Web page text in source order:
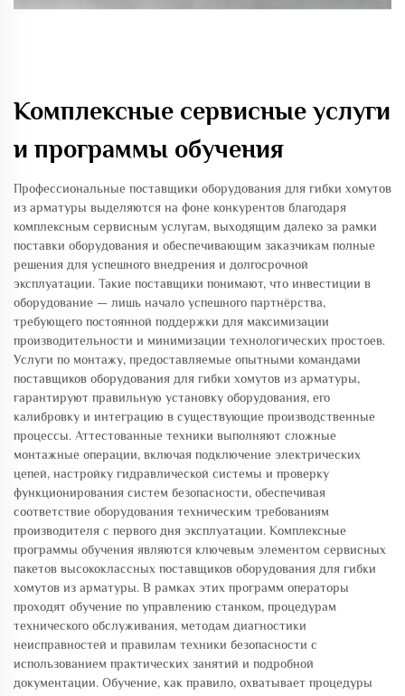
Комплексные сервисные услуги
и программы обучения
Профессиональные поставщики оборудования для гибки хомутов
из арматуры выделяются на фоне конкурентов благодаря
комплексным сервисным услугам, выходящим далеко за рамки
поставки оборудования и обеспечивающим заказчикам полные
решения для успешного внедрения и долгосрочной
эксплуатации. Такие поставщики понимают, что инвестиции в
оборудование — лишь начало успешного партнёрства,
требующего постоянной поддержки для максимизации
производительности и минимизации технологических простоев.
Услуги по монтажу, предоставляемые опытными командами
поставщиков оборудования для гибки хомутов из арматуры,
гарантируют правильную установку оборудования, его
калибровку и интеграцию в существующие производственные
процессы. Аттестованные техники выполняют сложные
монтажные операции, включая подключение электрических
цепей, настройку гидравлической системы и проверку
функционирования систем безопасности, обеспечивая
соответствие оборудования техническим требованиям
производителя с первого дня эксплуатации. Комплексные
программы обучения являются ключевым элементом сервисных
пакетов высококлассных поставщиков оборудования для гибки
хомутов из арматуры. В рамках этих программ операторы
проходят обучение по управлению станком, процедурам
технического обслуживания, методам диагностики
неисправностей и правилам техники безопасности с
использованием практических занятий и подробной
документации. Обучение, как правило, охватывает процедуры